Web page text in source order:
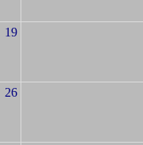
19
26